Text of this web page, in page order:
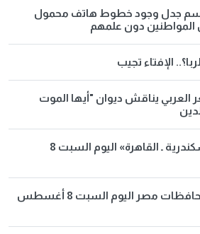
جدل وجود خطوط هاتف محمول
دون علمهم
الإفتاء تجيب
العربي يناقش ديوان "أيها الموت
مواعيد قطارات «الإسكندرية ـ القاهرة» اليوم السبت 8
مواقيت الصلاة في محافظات مصر اليوم السبت 8 أغسطس